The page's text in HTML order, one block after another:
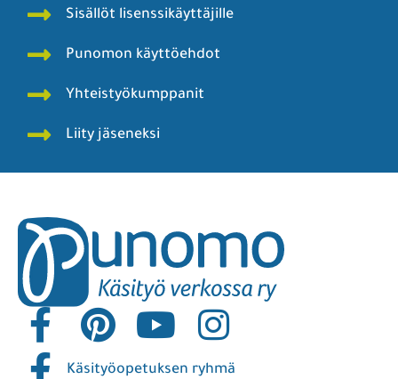
Sisällöt lisenssikäyttäjille
Punomon käyttöehdot
Yhteistyökumppanit
Liity jäseneksi
Käsityöopetuksen ryhmä